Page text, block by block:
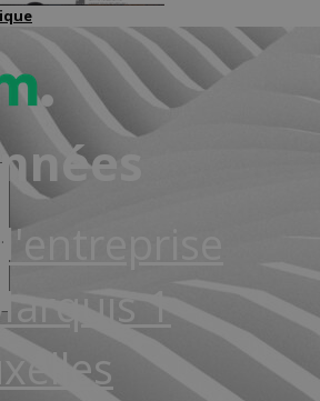
1